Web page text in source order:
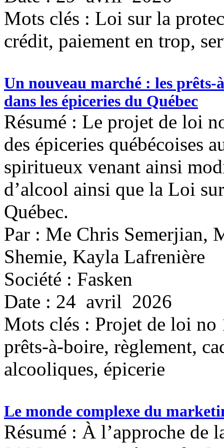
Mots clés : Loi sur la
crédit, paiement en trop,
Un nouveau marché : les
dans les épiceries du Québec
Résumé : Le projet de loi
des épiceries québécoises
spiritueux venant ainsi
d’alcool ainsi que la Loi
Québec.
Par : Me Chris Semerjian,
Shemie, Kayla Lafrenière
Société : Fasken
Date : 24 avril 2026
Mots clés : Projet de loi no
prêts-à-boire, règlement,
alcooliques, épicerie
Le monde complexe du
Résumé : À l’approche de